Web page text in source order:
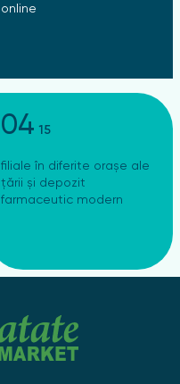
online
04 15
filiale în diferite orașe ale
țării și depozit
farmaceutic modern